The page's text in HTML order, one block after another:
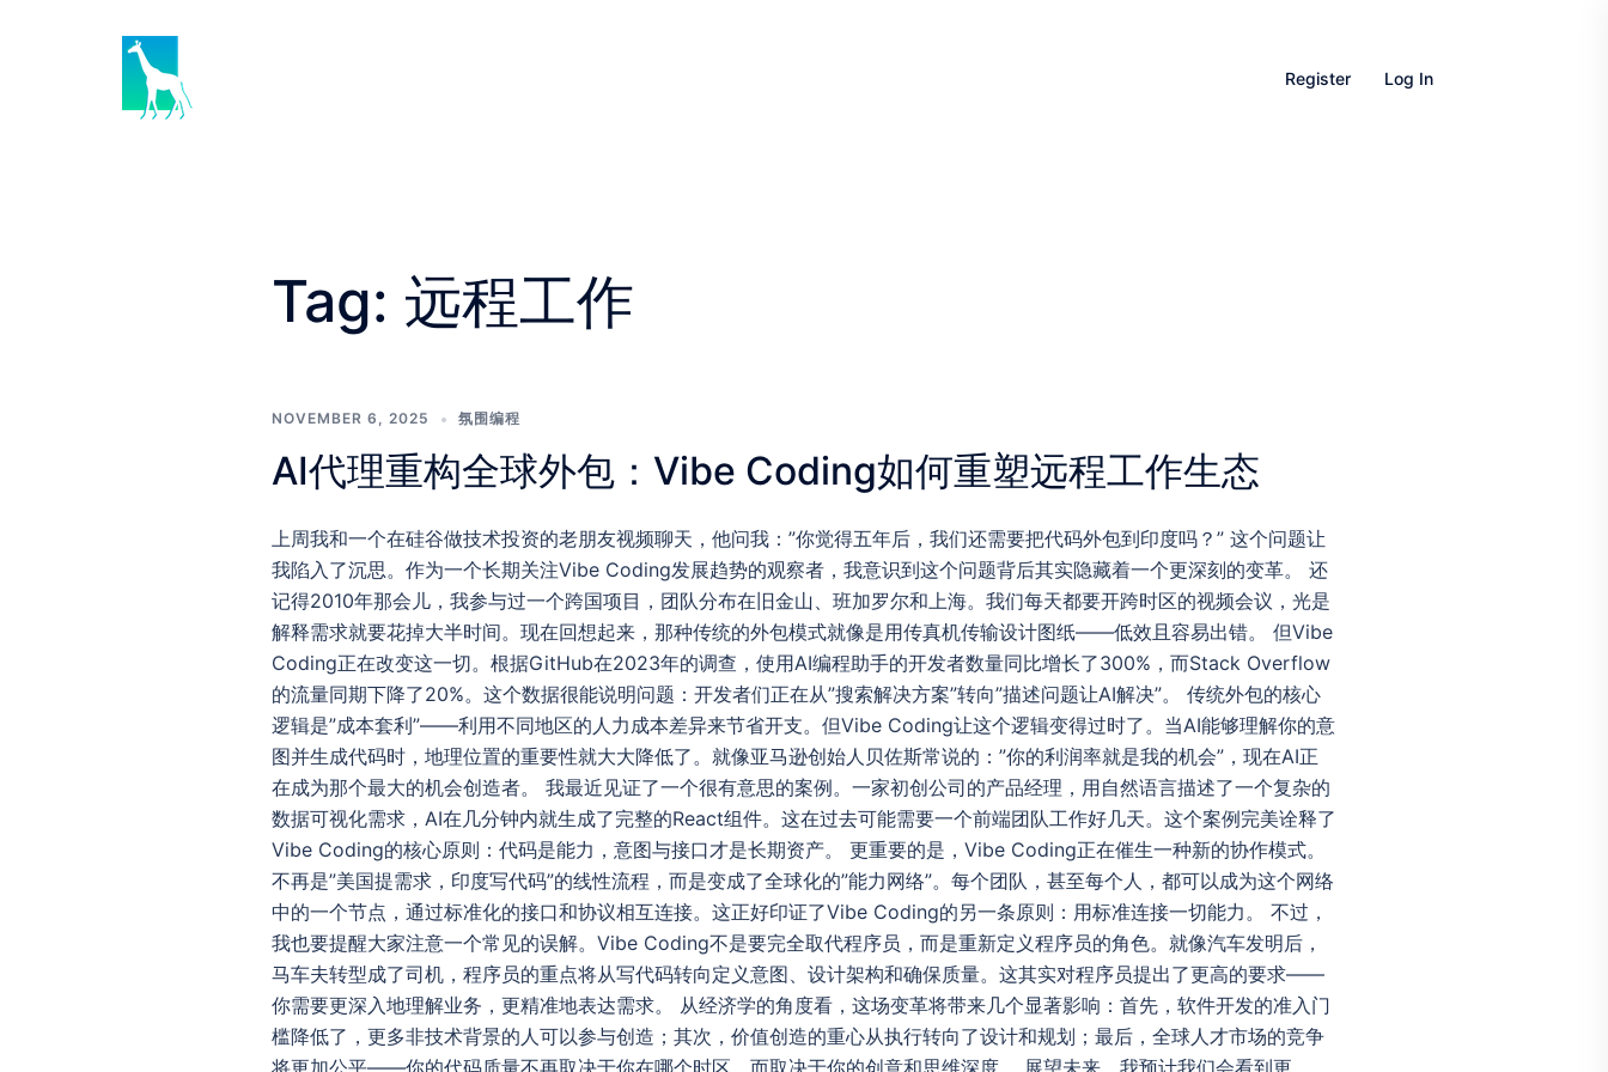
Register Log In
Tag: 远程工作
NOVEMBER 6, 2025 氛围编程
AI代理重构全球外包：Vibe Coding如何重塑远程工作生态
上周我和一个在硅谷做技术投资的老朋友视频聊天，他问我：”你觉得五年后，我们还需要把代码外包到印度吗？” 这个问题让
我陷入了沉思。作为一个长期关注Vibe Coding发展趋势的观察者，我意识到这个问题背后其实隐藏着一个更深刻的变革。 还
记得2010年那会儿，我参与过一个跨国项目，团队分布在旧金山、班加罗尔和上海。我们每天都要开跨时区的视频会议，光是
解释需求就要花掉大半时间。现在回想起来，那种传统的外包模式就像是用传真机传输设计图纸——低效且容易出错。 但Vibe
Coding正在改变这一切。根据GitHub在2023年的调查，使用AI编程助手的开发者数量同比增长了300%，而Stack Overflow
的流量同期下降了20%。这个数据很能说明问题：开发者们正在从”搜索解决方案”转向”描述问题让AI解决”。 传统外包的核心
逻辑是”成本套利”——利用不同地区的人力成本差异来节省开支。但Vibe Coding让这个逻辑变得过时了。当AI能够理解你的意
图并生成代码时，地理位置的重要性就大大降低了。就像亚马逊创始人贝佐斯常说的：”你的利润率就是我的机会”，现在AI正
在成为那个最大的机会创造者。 我最近见证了一个很有意思的案例。一家初创公司的产品经理，用自然语言描述了一个复杂的
数据可视化需求，AI在几分钟内就生成了完整的React组件。这在过去可能需要一个前端团队工作好几天。这个案例完美诠释了
Vibe Coding的核心原则：代码是能力，意图与接口才是长期资产。 更重要的是，Vibe Coding正在催生一种新的协作模式。
不再是”美国提需求，印度写代码”的线性流程，而是变成了全球化的”能力网络”。每个团队，甚至每个人，都可以成为这个网络
中的一个节点，通过标准化的接口和协议相互连接。这正好印证了Vibe Coding的另一条原则：用标准连接一切能力。 不过，
我也要提醒大家注意一个常见的误解。Vibe Coding不是要完全取代程序员，而是重新定义程序员的角色。就像汽车发明后，
马车夫转型成了司机，程序员的重点将从写代码转向定义意图、设计架构和确保质量。这其实对程序员提出了更高的要求——
你需要更深入地理解业务，更精准地表达需求。 从经济学的角度看，这场变革将带来几个显著影响：首先，软件开发的准入门
槛降低了，更多非技术背景的人可以参与创造；其次，价值创造的重心从执行转向了设计和规划；最后，全球人才市场的竞争
将更加公平——你的代码质量不再取决于你在哪个时区，而取决于你的创意和思维深度。 展望未来，我预计我们会看到更